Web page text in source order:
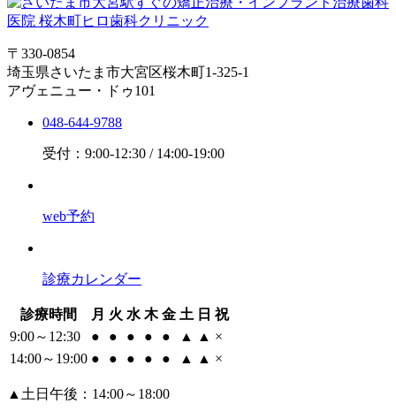
〒330-0854
埼玉県さいたま市大宮区桜木町1-325-1
アヴェニュー・ドゥ101
048-644-9788
受付：9:00-12:30 / 14:00-19:00
web予約
診療カレンダー
診療時間 月 火 水 木 金 土 日 祝
9:00～12:30
● ● ● ● ● ▲ ▲ ×
14:00～19:00 ● ● ● ● ● ▲ ▲ ×
▲ 土日午後：14:00～18:00